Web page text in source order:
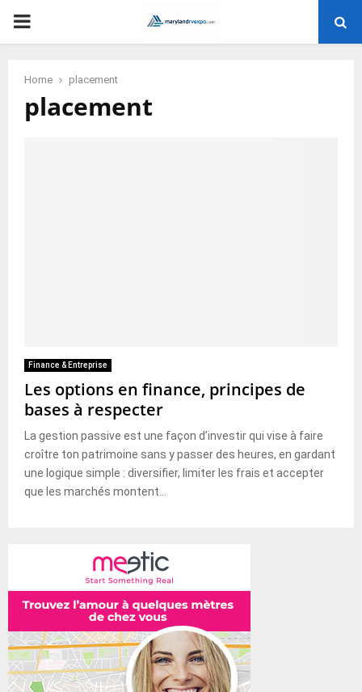
PRIMARY
Home placement
placement
Finance & Entreprise
Les options en finance, principes de
bases à respecter
La gestion passive est une façon d’investir qui vise à faire
croître ton patrimoine sans y passer des heures, en gardant
une logique simple : diversifier, limiter les frais et accepter
que les marchés montent...